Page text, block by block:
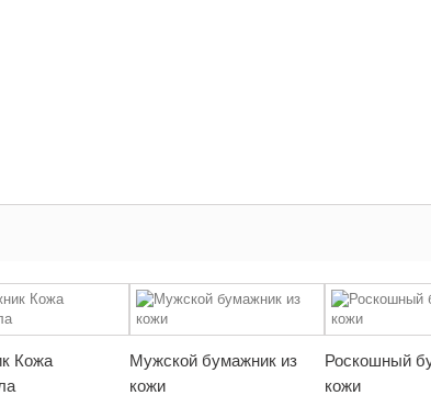
Кожа
Мужской бумажник из
кожи
Роскошный
кожи